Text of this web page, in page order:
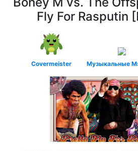
Fly For Rasputin
Covermeister Музыкальные